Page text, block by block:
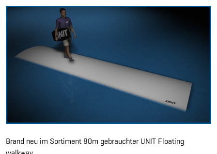
Brand neu im Sortiment 80m gebrauchter UNIT Floating